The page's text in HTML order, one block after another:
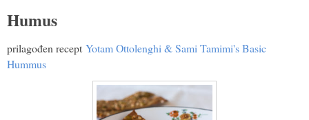
Humus
prilagođen recept Yotam Ottolenghi & Sami Tamimi's Basic
Hummus